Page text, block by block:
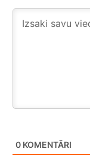
0 KOMENTĀRI